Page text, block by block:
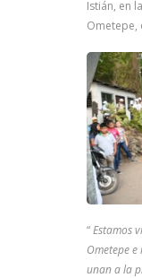
Istián, en
Ometepe,
“Estamos
Ometepe
unan a la